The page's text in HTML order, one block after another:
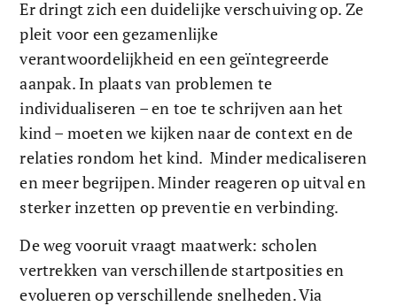
Er dringt zich een duidelijke verschuiving op. Ze
pleit voor een gezamenlijke
verantwoordelijkheid en een geïntegreerde
aanpak. In plaats van problemen te
individualiseren – en toe te schrijven aan het
kind – moeten we kijken naar de context en de
relaties rondom het kind.  Minder medicaliseren
en meer begrijpen. Minder reageren op uitval en
sterker inzetten op preventie en verbinding.
De weg vooruit vraagt maatwerk: scholen
vertrekken van verschillende startposities en
evolueren op verschillende snelheden. Via